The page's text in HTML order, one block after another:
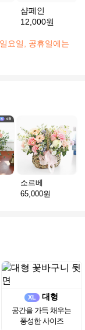
샴페인
12,000원
요일, 공휴일에는
소르베
65,000원
XL 대형
공간을 가득 채우는
풍성한 사이즈